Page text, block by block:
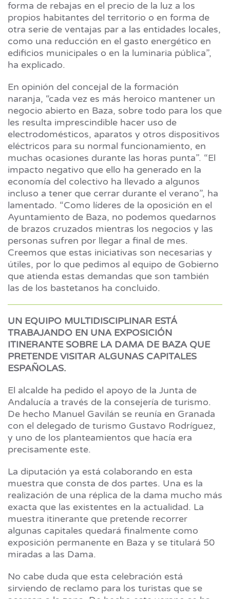
forma de rebajas en el precio de la luz a los
propios habitantes del territorio o en forma de
otra serie de ventajas par a las entidades locales,
como una reducción en el gasto energético en
edificios municipales o en la luminaria pública”,
ha explicado.
En opinión del concejal de la formación
naranja, “cada vez es más heroico mantener un
negocio abierto en Baza, sobre todo para los que
les resulta imprescindible hacer uso de
electrodomésticos, aparatos y otros dispositivos
eléctricos para su normal funcionamiento, en
muchas ocasiones durante las horas punta”. “El
impacto negativo que ello ha generado en la
economía del colectivo ha llevado a algunos
incluso a tener que cerrar durante el verano”, ha
lamentado. “Como líderes de la oposición en el
Ayuntamiento de Baza, no podemos quedarnos
de brazos cruzados mientras los negocios y las
personas sufren por llegar a final de mes.
Creemos que estas iniciativas son necesarias y
útiles, por lo que pedimos al equipo de Gobierno
que atienda estas demandas que son también
las de los bastetanos ha concluido.
UN EQUIPO MULTIDISCIPLINAR ESTÁ
TRABAJANDO EN UNA EXPOSICIÓN
ITINERANTE SOBRE LA DAMA DE BAZA QUE
PRETENDE VISITAR ALGUNAS CAPITALES
ESPAÑOLAS.
El alcalde ha pedido el apoyo de la Junta de
Andalucía a través de la consejería de turismo.
De hecho Manuel Gavilán se reunía en Granada
con el delegado de turismo Gustavo Rodríguez,
y uno de los planteamientos que hacía era
precisamente este.
La diputación ya está colaborando en esta
muestra que consta de dos partes. Una es la
realización de una réplica de la dama mucho más
exacta que las existentes en la actualidad. La
muestra itinerante que pretende recorrer
algunas capitales quedará finalmente como
exposición permanente en Baza y se titulará 50
miradas a las Dama.
No cabe duda que esta celebración está
sirviendo de reclamo para los turistas que se